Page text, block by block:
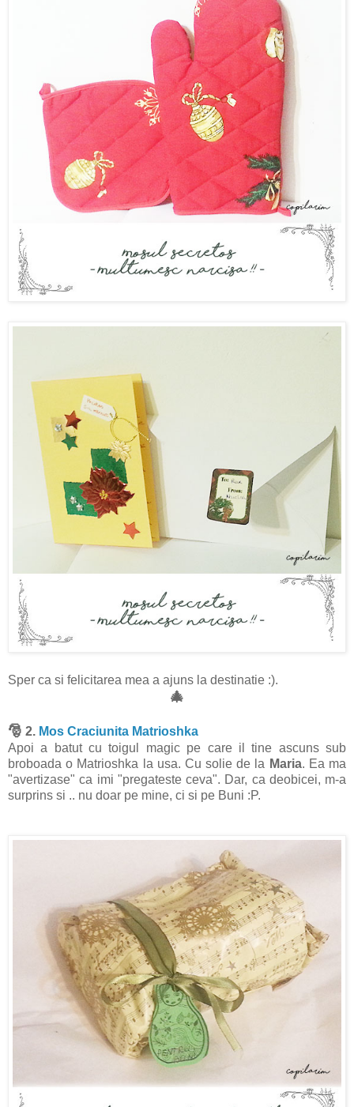
Sper ca si felicitarea mea a ajuns la destinatie :).
🎄
🎅 2. Mos Craciunita Matrioshka
Apoi a batut cu toigul magic pe care il tine ascuns sub
broboada o Matrioshka la usa. Cu solie de la Maria. Ea ma
"avertizase" ca imi "pregateste ceva". Dar, ca deobicei, m-a
surprins si .. nu doar pe mine, ci si pe Buni :P.